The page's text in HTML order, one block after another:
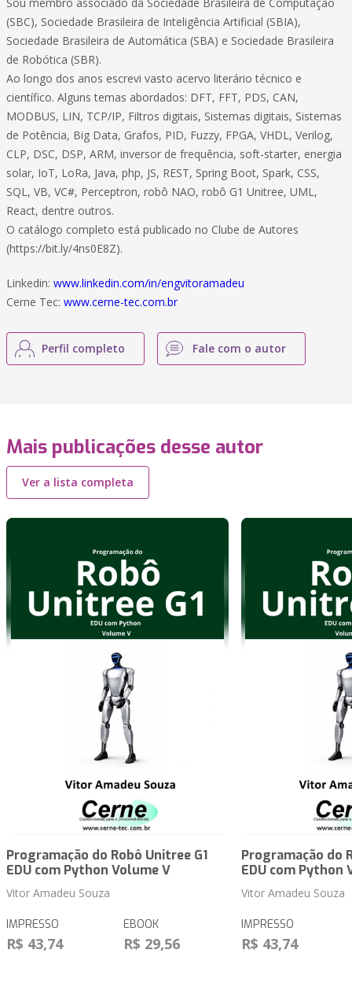
(SBC), Sociedade Brasileira de Inteligência Artificial (SBIA),
Sociedade Brasileira de Automática (SBA) e Sociedade Brasileira
de Robótica (SBR).
Ao longo dos anos escrevi vasto acervo literário técnico e
científico. Alguns temas abordados: DFT, FFT, PDS, CAN,
MODBUS, LIN, TCP/IP, Filtros digitais, Sistemas digitais, Sistemas
de Potência, Big Data, Grafos, PID, Fuzzy, FPGA, VHDL, Verilog,
CLP, DSC, DSP, ARM, inversor de frequência, soft-starter, energia
solar, IoT, LoRa, Java, php, JS, REST, Spring Boot, Spark, CSS,
SQL, VB, VC#, Perceptron, robô NAO, robô G1 Unitree, UML,
React, dentre outros.
O catálogo completo está publicado no Clube de Autores
(https://bit.ly/4ns0E8Z).
Linkedin: www.linkedin.com/in/engvitoramadeu
Cerne Tec: www.cerne-tec.com.br
Perfil completo Fale com o autor
Mais publicações desse autor
Ver a lista completa
Programação do Robô Unitree G1
EDU com Python Volume V
Vitor Amadeu Souza
IMPRESSO
R$ 43,74
EBOOK
R$ 29,56
Programação do
EDU com Python
Vitor Amadeu Souza
IMPRESSO
R$ 43,74